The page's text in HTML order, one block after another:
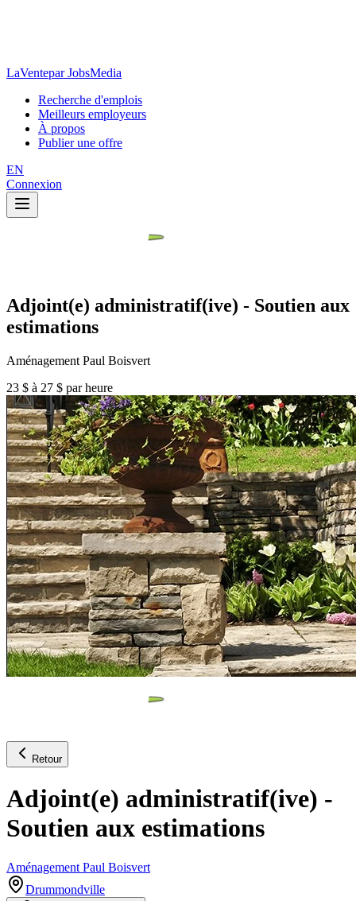
LaVentepar JobsMedia
Recherche d'emplois
Meilleurs employeurs
À propos
Publier une offre
EN
Connexion
Adjoint(e) administratif(ive) - Soutien aux
estimations
Aménagement Paul Boisvert
23 $ à 27 $ par heure
Retour
Adjoint(e) administratif(ive) -
Soutien aux estimations
Aménagement Paul Boisvert
Drummondville